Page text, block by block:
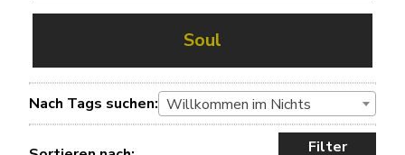
Soul
Nach Tags suchen: Willkommen im Nichts
Filter